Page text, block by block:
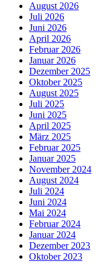
August 2026
Juli 2026
Juni 2026
April 2026
Februar 2026
Januar 2026
Dezember 2025
Oktober 2025
August 2025
Juli 2025
Juni 2025
April 2025
März 2025
Februar 2025
Januar 2025
November 2024
August 2024
Juli 2024
Juni 2024
Mai 2024
Februar 2024
Januar 2024
Dezember 2023
Oktober 2023